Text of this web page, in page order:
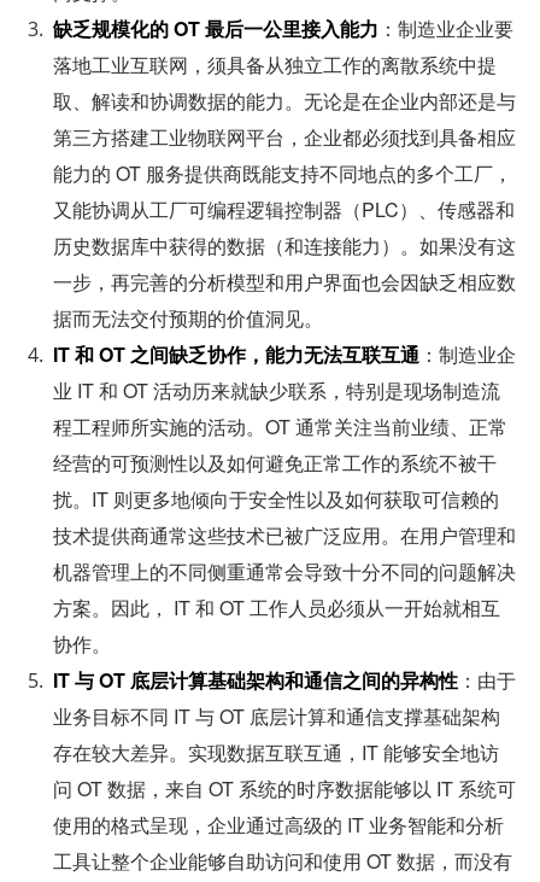
缺乏规模化的 OT 最后一公里接入能力 ：制造业企业要
落地工业互联网，须具备从独立工作的离散系统中提
取、解读和协调数据的能力。无论是在企业内部还是与
第三方搭建工业物联网平台，企业都必须找到具备相应
能力的 OT 服务提供商既能支持不同地点的多个工厂，
又能协调从工厂可编程逻辑控制器（PLC）、传感器和
历史数据库中获得的数据（和连接能力）。如果没有这
一步，再完善的分析模型和用户界面也会因缺乏相应数
据而无法交付预期的价值洞见。
IT 和 OT 之间缺乏协作，能力无法互联互通 ：制造业企
业 IT 和 OT 活动历来就缺少联系，特别是现场制造流
程工程师所实施的活动。OT 通常关注当前业绩、正常
经营的可预测性以及如何避免正常工作的系统不被干
扰。IT 则更多地倾向于安全性以及如何获取可信赖的
技术提供商通常这些技术已被广泛应用。在用户管理和
机器管理上的不同侧重通常会导致十分不同的问题解决
方案。因此， IT 和 OT 工作人员必须从一开始就相互
协作。
IT与 OT 底层计算基础架构和通信之间的异构性 ：由于
业务目标不同 IT 与 OT 底层计算和通信支撑基础架构
存在较大差异。实现数据互联互通，IT 能够安全地访
问 OT 数据，来自 OT 系统的时序数据能够以 IT 系统可
使用的格式呈现，企业通过高级的 IT 业务智能和分析
工具让整个企业能够自助访问和使用 OT 数据，而没有